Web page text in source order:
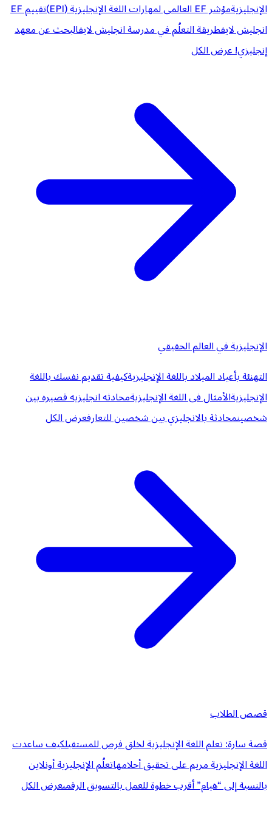
الإنجليزيةمؤشر EF العالمى لمهارات اللغة الإنجليزية (EPI)
تقييم EF
انجليش لايفطريقة التعلُم في مدرسة انجليش لايفالبحث عن معهد
إنجليزي! عرض الكل
الإنجليزية في العالم الحقيقي
التهنئة بأعياد الميلاد باللغة الإنجليزيةكيفية تقديم نفسك باللغة
الإنجليزيةالأمثال فى اللغة الإنجليزيةمحادثه انجليزيه قصيره بين
شخصينمحادثة بالانجليزي بين شخصين للتعارفعرض الكل
قصص الطلاب
قصة سارة: تعلم اللغة الإنجليزية لخلق فرص للمستقبلكيف ساعدت
اللغة الإنجليزية مريم على تحقيق أحلامهاتعلُم الإنجليزية أونلاين
بالنسبة إلى “هيام” أقرب خطوة للعمل بالتسويق الرقمىعرض الكل